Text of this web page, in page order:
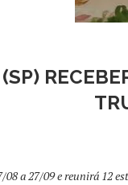
08 a 27/09 e reunirá 12